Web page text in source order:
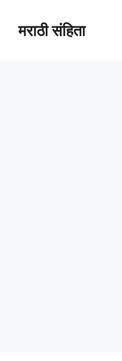
contentमराठी संहिता